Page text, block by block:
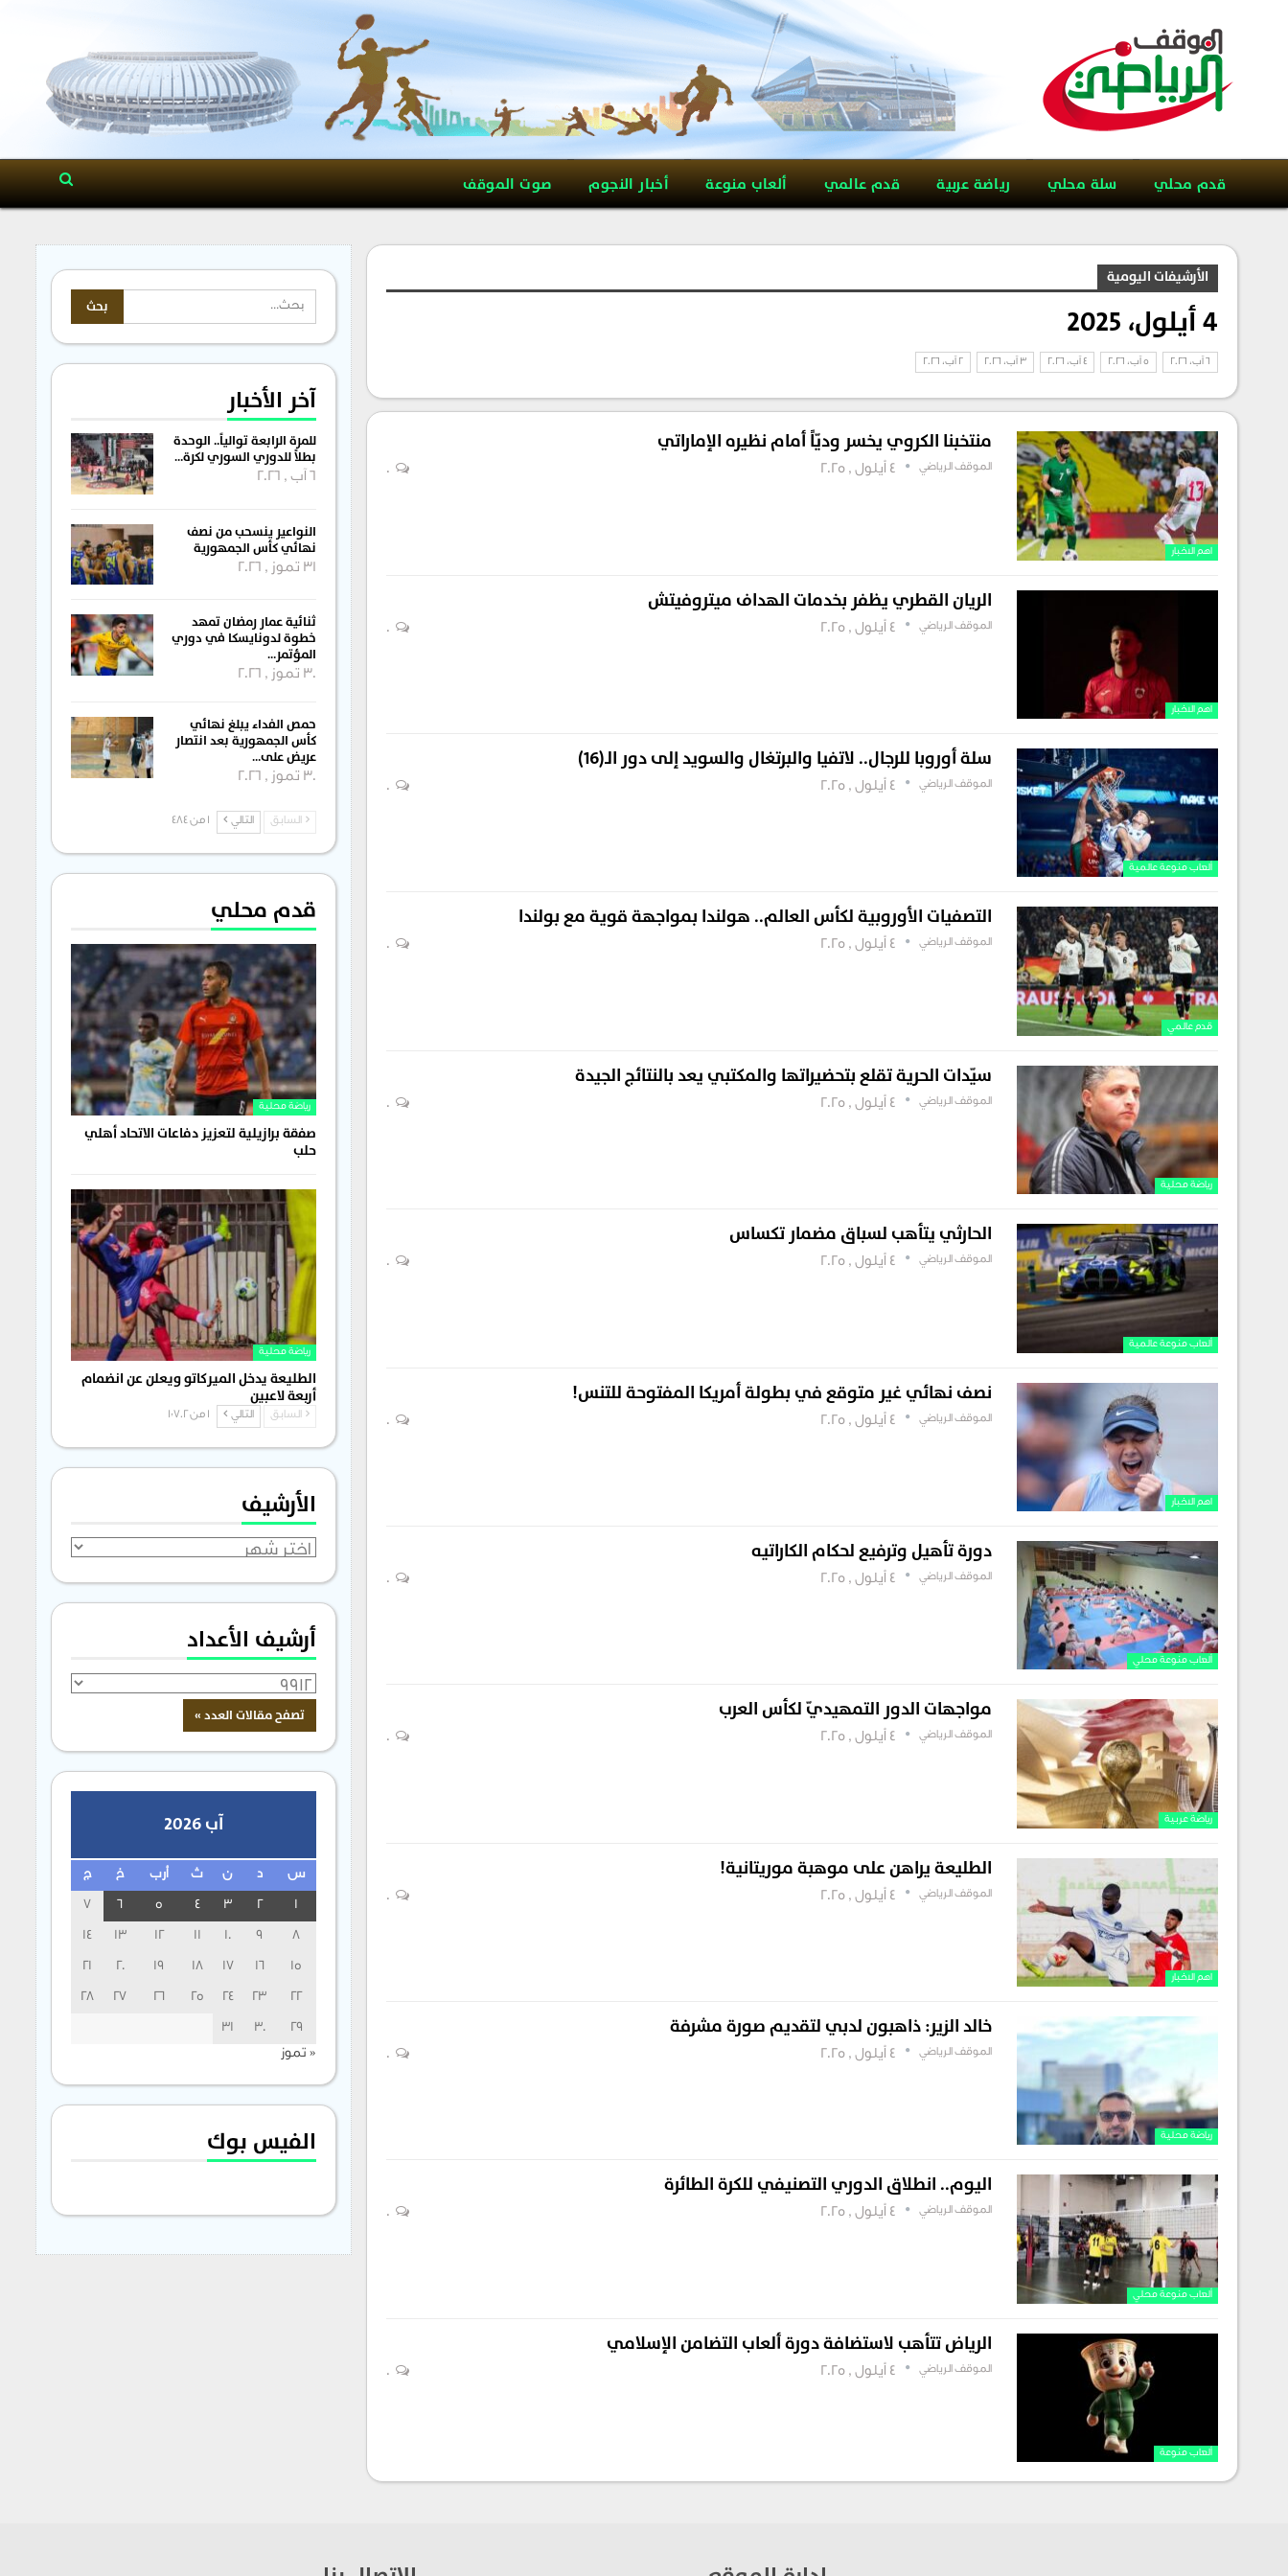
قدم محلي سلة محلي رياضة عربية قدم عالمي ألعاب منوعة أخبار النجوم صوت الموقف
الأرشيفات اليومية
4 أيلول، 2025
6 آب، 2026 5 آب، 2026 4 آب، 2026 3 آب، 2026 2 آب، 2026
اهم الاخبار
منتخبنا الكروي يخسر وديّاً أمام نظيره الإماراتي
الموقف الرياضي 4 أيلول , 2025
اهم الاخبار
الريان القطري يظفر بخدمات الهداف ميتروفيتش
الموقف الرياضي 4 أيلول , 2025
ألعاب منوعة عالمية
سلة أوروبا للرجال.. لاتفيا والبرتغال والسويد إلى دور الـ(16)
الموقف الرياضي 4 أيلول , 2025
قدم عالمي
التصفيات الأوروبية لكأس العالم.. هولندا بمواجهة قوية مع بولندا
الموقف الرياضي 4 أيلول , 2025
رياضة محلية
سيّدات الحرية تقلع بتحضيراتها والمكتبي يعد بالنتائج الجيدة
الموقف الرياضي 4 أيلول , 2025
ألعاب منوعة عالمية
الحارثي يتأهب لسباق مضمار تكساس
الموقف الرياضي 4 أيلول , 2025
اهم الاخبار
نصف نهائي غير متوقع في بطولة أمريكا المفتوحة للتنس!
الموقف الرياضي 4 أيلول , 2025
ألعاب منوعة محلي
دورة تأهيل وترفيع لحكام الكاراتيه
الموقف الرياضي 4 أيلول , 2025
رياضة عربية
مواجهات الدور التمهيديّ لكأس العرب
الموقف الرياضي 4 أيلول , 2025
اهم الاخبار
الطليعة يراهن على موهبة موريتانية!
الموقف الرياضي 4 أيلول , 2025
رياضة محلية
خالد الزير: ذاهبون لدبي لتقديم صورة مشرفة
الموقف الرياضي 4 أيلول , 2025
ألعاب منوعة محلي
اليوم.. انطلاق الدوري التصنيفي للكرة الطائرة
الموقف الرياضي 4 أيلول , 2025
ألعاب منوعة
الرياض تتأهب لاستضافة دورة ألعاب التضامن الإسلامي
الموقف الرياضي 4 أيلول , 2025
آخر الأخبار
للمرة الرابعة توالياً.. الوحدة
بطلاً للدوري السوري لكرة…
6 آب , 2026
النواعير ينسحب من نصف
نهائي كأس الجمهورية
31 تموز , 2026
ثنائية عمار رمضان تمهد
خطوة لدونايسكا في دوري
المؤتمر…
30 تموز , 2026
حمص الفداء يبلغ نهائي
كأس الجمهورية بعد انتصار
عريض على…
30 تموز , 2026
السابق التالي 1 من 484
قدم محلي
رياضة محلية
صفقة برازيلية لتعزيز دفاعات الاتحاد أهلي
حلب
رياضة محلية
الطليعة يدخل الميركاتو ويعلن عن انضمام
أربعة لاعبين
السابق التالي 1 من 1٬702
الأرشيف
الأرشيف
أرشيف الأعداد
آب 2026
س د ن ث أرب خ ج
1
2
3
4
5
6
7
8
9
10
11
12
13
14
15
16
17
18
19
20
21
22
23
24
25
26
27
28
29
30
31
« تموز
الفيس بوك